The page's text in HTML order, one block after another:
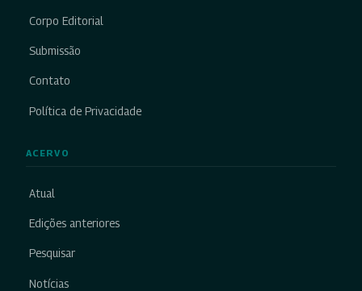
Corpo Editorial
Submissão
Contato
Política de Privacidade
ACERVO
Atual
Edições anteriores
Pesquisar
Notícias